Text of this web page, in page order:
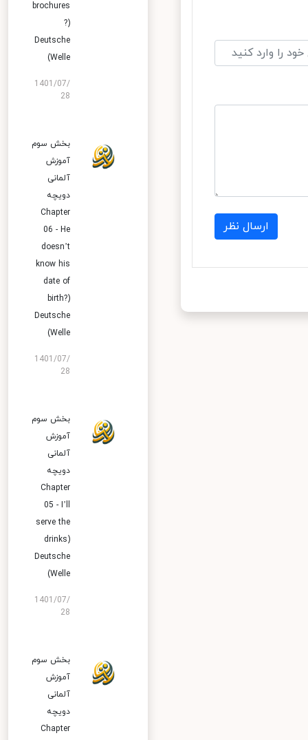
ارسال نظر
brochures
Deutsche
Welle)
1401/07/
28
بخش سوم
آموزش
آلمانی
دویچه
Chapter
06 - He
doesn’t
know his
date of
birth?)
Deutsche
Welle)
1401/07/
28
بخش سوم
آموزش
آلمانی
دویچه
Chapter
05 - I’ll
serve the
drinks)
Deutsche
Welle)
1401/07/
28
بخش سوم
آموزش
آلمانی
دویچه
Chapter